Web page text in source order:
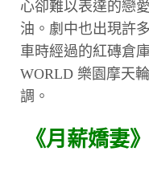
心卻難以表達的戀
油。劇中也出現許
車時經過的紅磚倉
WORLD 樂園摩天
調。
《月薪嬌妻